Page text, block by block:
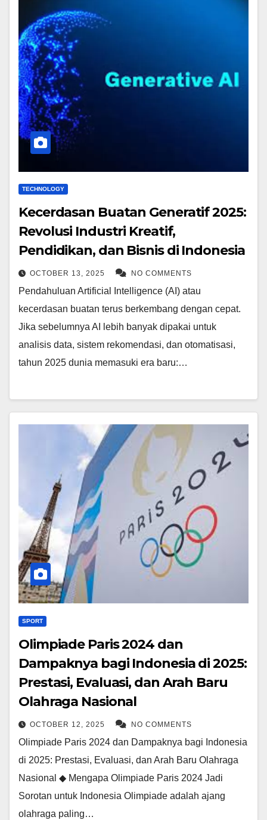
TECHNOLOGY
Kecerdasan Buatan Generatif 2025:
Revolusi Industri Kreatif,
Pendidikan, dan Bisnis di Indonesia
OCTOBER 13, 2025 NO COMMENTS
Pendahuluan Artificial Intelligence (AI) atau
kecerdasan buatan terus berkembang dengan cepat.
Jika sebelumnya AI lebih banyak dipakai untuk
analisis data, sistem rekomendasi, dan otomatisasi,
tahun 2025 dunia memasuki era baru:…
SPORT
Olimpiade Paris 2024 dan
Dampaknya bagi Indonesia di 2025:
Prestasi, Evaluasi, dan Arah Baru
Olahraga Nasional
OCTOBER 12, 2025 NO COMMENTS
Olimpiade Paris 2024 dan Dampaknya bagi Indonesia
di 2025: Prestasi, Evaluasi, dan Arah Baru Olahraga
Nasional ◆ Mengapa Olimpiade Paris 2024 Jadi
Sorotan untuk Indonesia Olimpiade adalah ajang
olahraga paling…